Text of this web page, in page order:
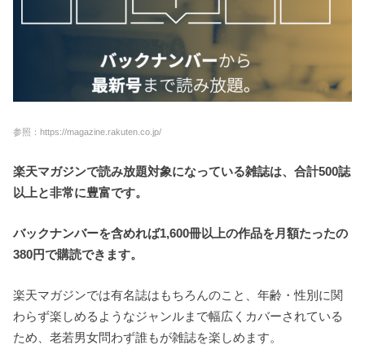
参照：https://magazine.rakuten.co.jp/
楽天マガジンで読み放題対象になっている雑誌は、合計500誌
以上と非常に豊富です。
バックナンバーを含めれば1,600冊以上の作品を月額たったの
380円で購読できます。
楽天マガジンでは有名誌はもちろんのこと、年齢・性別に関
わらず楽しめるようなジャンルまで幅広くカバーされている
ため、老若男女問わず誰もが雑誌を楽しめます。